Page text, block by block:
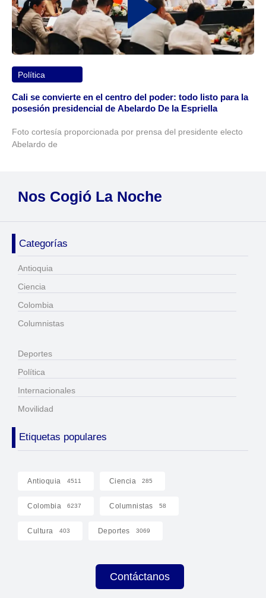
Política
Cali se convierte en el centro del poder: todo listo para la
posesión presidencial de Abelardo De la Espriella
Foto cortesía proporcionada por prensa del presidente electo
Abelardo de
Nos Cogió La Noche
Categorías
Antioquia
Ciencia
Colombia
Columnistas
Deportes
Política
Internacionales
Movilidad
Etiquetas populares
Antioquia 4511 Ciencia 285
Colombia 6237 Columnistas 58
Cultura 403 Deportes 3069
Contáctanos